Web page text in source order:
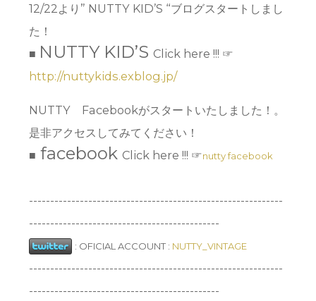
12/22より” NUTTY KID’S “ブログスタートしまし
た！
■ NUTTY KID’S Click here !!! ☞
http://nuttykids.exblog.jp/
NUTTY Facebookがスタートいたしました！。
是非アクセスしてみてください！
■ facebook Click here !!! ☞nutty facebook
------------------------------------------------------------
---------------------------------------------
: OFICIAL ACCOUNT : NUTTY_VINTAGE
------------------------------------------------------------
---------------------------------------------